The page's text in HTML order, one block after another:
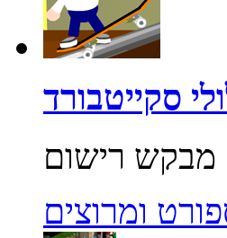
סקייטבורד
ומרוצים